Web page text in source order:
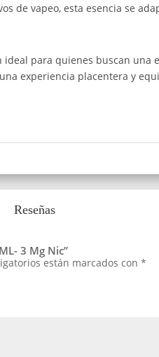
de vapeo, esta esencia se
ideal para quienes buscan una
experiencia placentera y
Reseñas
3 Mg Nic”
están marcados con *